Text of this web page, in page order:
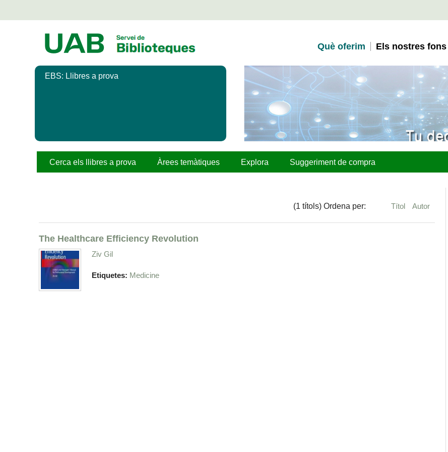
Què oferim Els nostres fons
EBS: Llibres a prova
Cerca els llibres a prova Àrees temàtiques Explora Suggeriment de compra
(1 títols) Ordena per: Títol Autor
The Healthcare Efficiency Revolution
Ziv Gil
Etiquetes: Medicine